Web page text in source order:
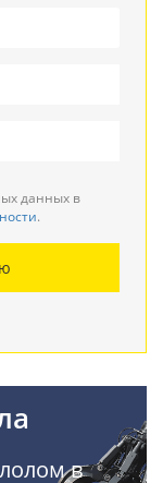
данных в
.
в